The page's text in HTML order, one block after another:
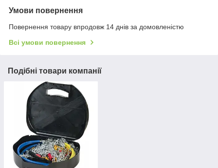
Умови повернення
Повернення товару впродовж 14 днів за домовленістю
Всі умови повернення
Подібні товари компанії